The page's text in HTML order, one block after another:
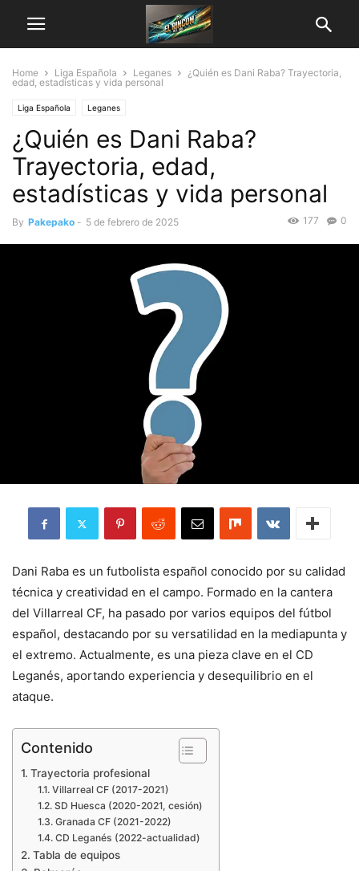
Home Liga Española Leganes
¿Quién es Dani Raba? Trayectoria,
edad, estadísticas y vida personal
Liga Española Leganes
¿Quién es Dani Raba?
Trayectoria, edad,
estadísticas y vida personal
By Pakepako - 5 de febrero de 2025 0
177
Dani Raba es un futbolista español conocido por su calidad
técnica y creatividad en el campo. Formado en la cantera
del Villarreal CF, ha pasado por varios equipos del fútbol
español, destacando por su versatilidad en la mediapunta y
el extremo. Actualmente, es una pieza clave en el CD
Leganés, aportando experiencia y desequilibrio en el
ataque.
Contenido
Trayectoria profesional
Villarreal CF (2017-2021)
SD Huesca (2020-2021, cesión)
Granada CF (2021-2022)
CD Leganés (2022-actualidad)
Tabla de equipos